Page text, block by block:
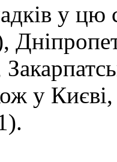
у цю
у